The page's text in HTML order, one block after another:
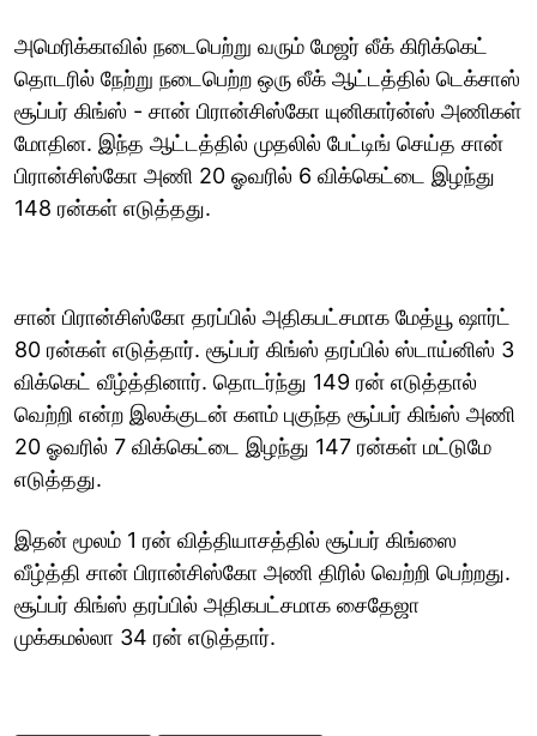
அமெரிக்காவில் நடைபெற்று வரும் மேஜர் லீக் கிரிக்கெட்
தொடரில் நேற்று நடைபெற்ற ஒரு லீக் ஆட்டத்தில் டெக்சாஸ்
சூப்பர் கிங்ஸ் - சான் பிரான்சிஸ்கோ யுனிகார்ன்ஸ் அணிகள்
மோதின. இந்த ஆட்டத்தில் முதலில் பேட்டிங் செய்த சான்
பிரான்சிஸ்கோ அணி 20 ஓவரில் 6 விக்கெட்டை இழந்து
148 ரன்கள் எடுத்தது.
சான் பிரான்சிஸ்கோ தரப்பில் அதிகபட்சமாக மேத்யூ ஷார்ட்
80 ரன்கள் எடுத்தார். சூப்பர் கிங்ஸ் தரப்பில் ஸ்டாய்னிஸ் 3
விக்கெட் வீழ்த்தினார். தொடர்ந்து 149 ரன் எடுத்தால்
வெற்றி என்ற இலக்குடன் களம் புகுந்த சூப்பர் கிங்ஸ் அணி
20 ஓவரில் 7 விக்கெட்டை இழந்து 147 ரன்கள் மட்டுமே
எடுத்தது.
இதன் மூலம் 1 ரன் வித்தியாசத்தில் சூப்பர் கிங்ஸை
வீழ்த்தி சான் பிரான்சிஸ்கோ அணி திரில் வெற்றி பெற்றது.
சூப்பர் கிங்ஸ் தரப்பில் அதிகபட்சமாக சைதேஜா
முக்கமல்லா 34 ரன் எடுத்தார்.